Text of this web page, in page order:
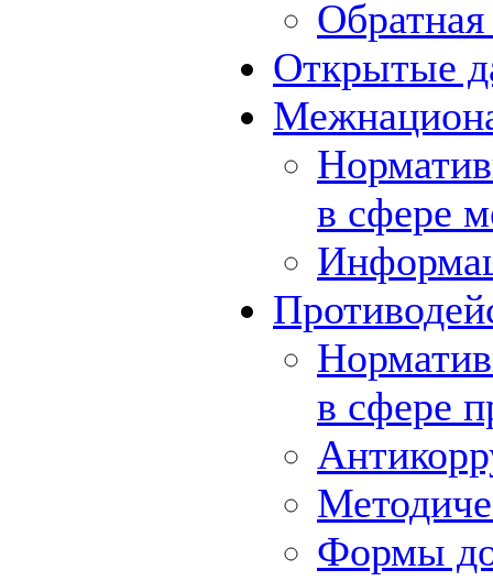
Обратная
Открытые
в сфере
в сфере
Формы